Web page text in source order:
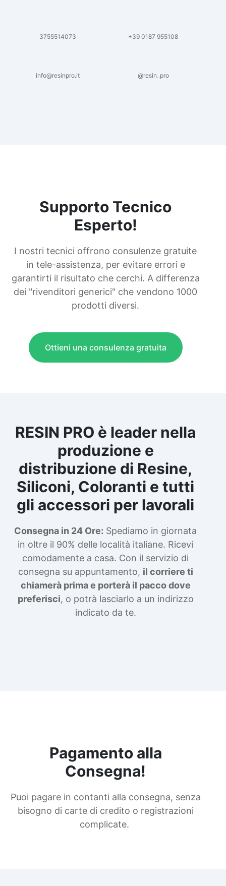
3755514073 +39 0187 955108
info@resinpro.it @resin_pro
Supporto Tecnico
Esperto!
I nostri tecnici offrono consulenze gratuite
in tele-assistenza, per evitare errori e
garantirti il risultato che cerchi. A differenza
dei "rivenditori generici" che vendono 1000
prodotti diversi.
Ottieni una consulenza gratuita
RESIN PRO è leader nella
produzione e
distribuzione di Resine,
Siliconi, Coloranti e tutti
gli accessori per lavorali
Consegna in 24 Ore: Spediamo in giornata
in oltre il 90% delle località italiane. Ricevi
comodamente a casa. Con il servizio di
consegna su appuntamento, il corriere ti
chiamerà prima e porterà il pacco dove
preferisci, o potrà lasciarlo a un indirizzo
indicato da te.
Pagamento alla
Consegna!
Puoi pagare in contanti alla consegna, senza
bisogno di carte di credito o registrazioni
complicate.